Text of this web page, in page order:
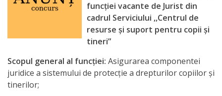
funcţiei vacante de Jurist din
cadrul Serviciului ,,Centrul de
resurse și suport pentru copii și
tineri”
Scopul general al funcţiei: Asigurarea componentei
juridice a sistemului de protecţie a drepturilor copiilor și
tinerilor;